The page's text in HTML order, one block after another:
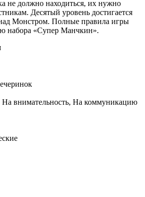
не должно находиться, их нужно
Десятый уровень достигается
Монстром. Полные правила игры
набора «Супер Манчкин».
На внимательность, На коммуникацию